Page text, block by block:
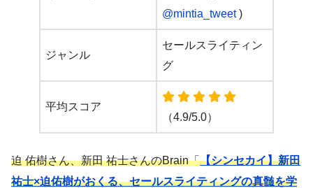
@mintia_tweet)
ジャンル
セールスライティン
グ
平均スコア
（4.9/5.0）
迫 佑樹さん、新田 祐士さんのBrain「【シンセカイ】新田
祐士×迫佑樹がおくる、セールスライティングの真髄を学